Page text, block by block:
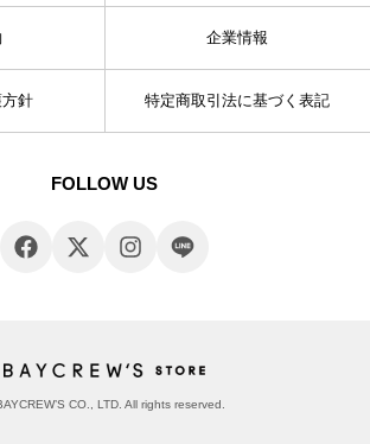
企業情報
針 特定商取引法に基づく表記
FOLLOW US
CO., LTD. All rights reserved.